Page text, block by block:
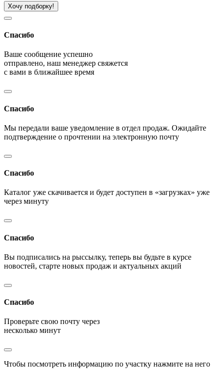
Хочу подборку!
Спасибо
Ваше сообщение успешно
отправлено, наш менеджер свяжется
с вами в ближайшее время
Спасибо
Мы передали ваше уведомление в отдел продаж. Ожидайте
подтверждение о прочтении на электронную почту
Спасибо
Каталог уже скачивается и будет доступен в «загрузках» уже
через минуту
Спасибо
Вы подписались на рыссылку, теперь вы будьте в курсе
новостей, старте новых продаж и актуальных акций
Спасибо
Проверьте свою почту через
несколько минут
Чтобы посмотреть информацию по участку нажмите на него